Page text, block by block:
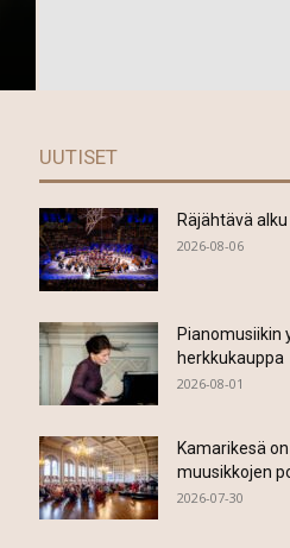
UUTISET
Räjähtävä
2026-08-06
Pianomusiikin
herkkukauppa
2026-08-01
Kamarikesä
muusikkojen
2026-07-30